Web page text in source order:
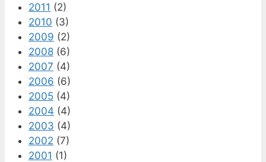
2011 (2)
2010 (3)
2009 (2)
2008 (6)
2007 (4)
2006 (6)
2005 (4)
2004 (4)
2003 (4)
2002 (7)
2001 (1)